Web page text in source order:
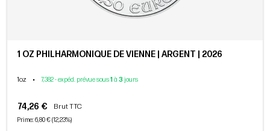
1 OZ PHILHARMONIQUE DE VIENNE | ARGENT | 2026
1oz • 7,382 - expéd. prévue sous1à 3 jours
74,26 € Brut TTC
Prime: 6,80 € (12,23%)